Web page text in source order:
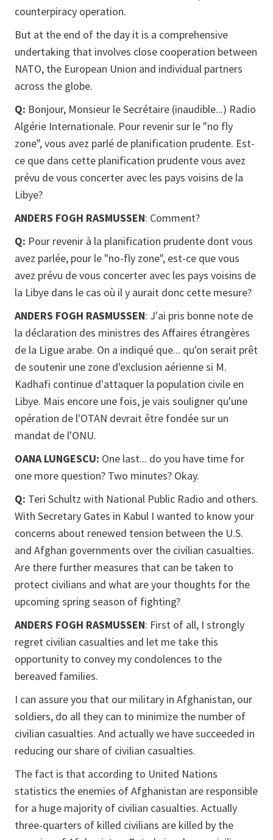
counterpiracy operation.
But at the end of the day it is a comprehensive
undertaking that involves close cooperation between
NATO, the European Union and individual partners
across the globe.
Q: Bonjour, Monsieur le Secrétaire (inaudible...) Radio
Algérie Internationale. Pour revenir sur le "no fly
zone", vous avez parlé de planification prudente. Est-
ce que dans cette planification prudente vous avez
prévu de vous concerter avec les pays voisins de la
Libye?
ANDERS FOGH RASMUSSEN: Comment?
Q: Pour revenir à la planification prudente dont vous
avez parlée, pour le "no-fly zone", est-ce que vous
avez prévu de vous concerter avec les pays voisins de
la Libye dans le cas où il y aurait donc cette mesure?
ANDERS FOGH RASMUSSEN: J'ai pris bonne note de
la déclaration des ministres des Affaires étrangères
de la Ligue arabe. On a indiqué que... qu'on serait prêt
de soutenir une zone d'exclusion aérienne si M.
Kadhafi continue d'attaquer la population civile en
Libye. Mais encore une fois, je vais souligner qu'une
opération de l'OTAN devrait être fondée sur un
mandat de l'ONU.
OANA LUNGESCU: One last... do you have time for
one more question? Two minutes? Okay.
Q: Teri Schultz with National Public Radio and others.
With Secretary Gates in Kabul I wanted to know your
concerns about renewed tension between the U.S.
and Afghan governments over the civilian casualties.
Are there further measures that can be taken to
protect civilians and what are your thoughts for the
upcoming spring season of fighting?
ANDERS FOGH RASMUSSEN: First of all, I strongly
regret civilian casualties and let me take this
opportunity to convey my condolences to the
bereaved families.
I can assure you that our military in Afghanistan, our
soldiers, do all they can to minimize the number of
civilian casualties. And actually we have succeeded in
reducing our share of civilian casualties.
The fact is that according to United Nations
statistics the enemies of Afghanistan are responsible
for a huge majority of civilian casualties. Actually
three-quarters of killed civilians are killed by the